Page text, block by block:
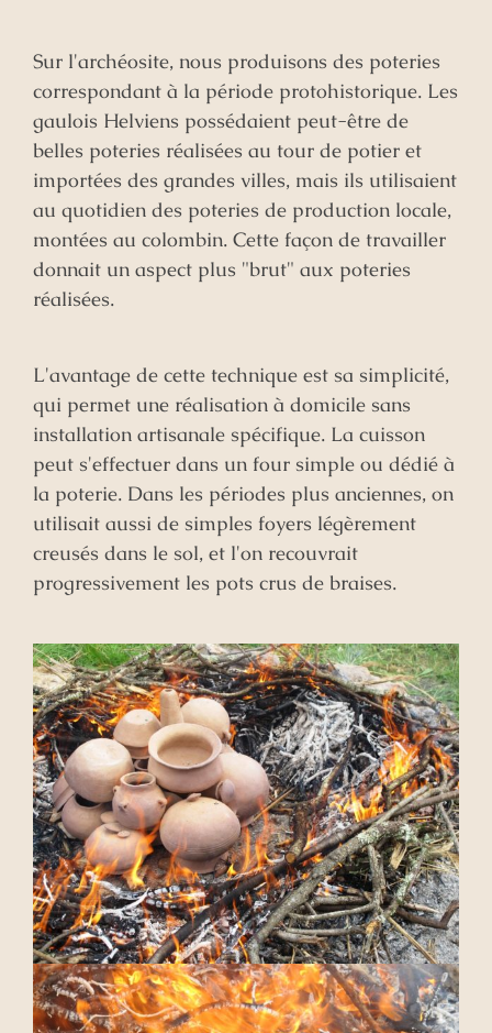
Sur l'archéosite, nous produisons des poteries
correspondant à la période protohistorique. Les
gaulois Helviens possédaient peut-être de
belles poteries réalisées au tour de potier et
importées des grandes villes, mais ils utilisaient
au quotidien des poteries de production locale,
montées au colombin. Cette façon de travailler
donnait un aspect plus "brut" aux poteries
réalisées.
L'avantage de cette technique est sa simplicité,
qui permet une réalisation à domicile sans
installation artisanale spécifique. La cuisson
peut s'effectuer dans un four simple ou dédié à
la poterie. Dans les périodes plus anciennes, on
utilisait aussi de simples foyers légèrement
creusés dans le sol, et l'on recouvrait
progressivement les pots crus de braises.